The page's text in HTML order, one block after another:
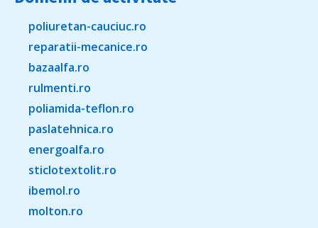
poliuretan-cauciuc.ro
reparatii-mecanice.ro
bazaalfa.ro
rulmenti.ro
poliamida-teflon.ro
paslatehnica.ro
energoalfa.ro
sticlotextolit.ro
ibemol.ro
molton.ro